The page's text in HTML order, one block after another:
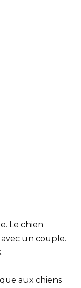
Le chien
un couple.
aux chiens